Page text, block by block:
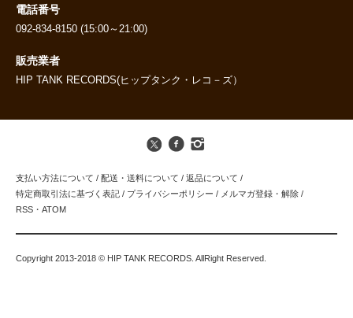
電話番号
092-834-8150 (15:00～21:00)
販売業者
HIP TANK RECORDS(ヒップタンク・レコ－ズ）
支払い方法について / 配送・送料について / 返品について /
特定商取引法に基づく表記 / プライバシーポリシー / メルマガ登録・解除 /
RSS ・ ATOM
Copyright 2013-2018 © HIP TANK RECORDS. AllRight Reserved.